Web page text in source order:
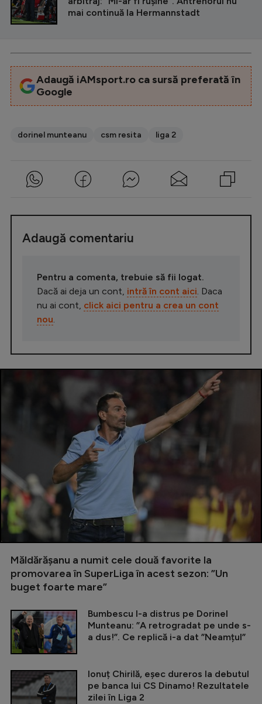
mai continuă la Hermannstadt
Adaugă iAMsport.ro ca sursă preferată în
Google
dorinel munteanu csm resita liga 2
Adaugă comentariu
Pentru a comenta, trebuie să fii logat.
Dacă ai deja un cont, intră în cont aici . Daca
nu ai cont, click aici pentru a crea un cont
nou
Măldărășanu a numit cele două favorite la
promovarea în SuperLiga în acest sezon: ”Un
buget foarte mare”
Bumbescu l-a distrus pe Dorinel
Munteanu: ”A retrogradat pe unde s-
a dus!”. Ce replică i-a dat ”Neamțul”
Ionuț Chirilă, eșec dureros la debutul
pe banca lui CS Dinamo! Rezultatele
zilei în Liga 2